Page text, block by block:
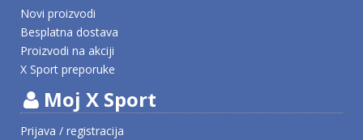
Novi proizvodi
Besplatna dostava
Proizvodi na akciji
X Sport preporuke
Moj X Sport
Prijava / registracija